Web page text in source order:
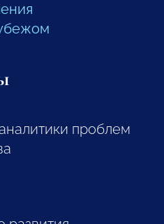
проблем